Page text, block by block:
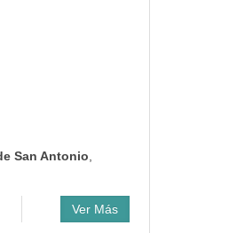
San Antonio
Ver Más